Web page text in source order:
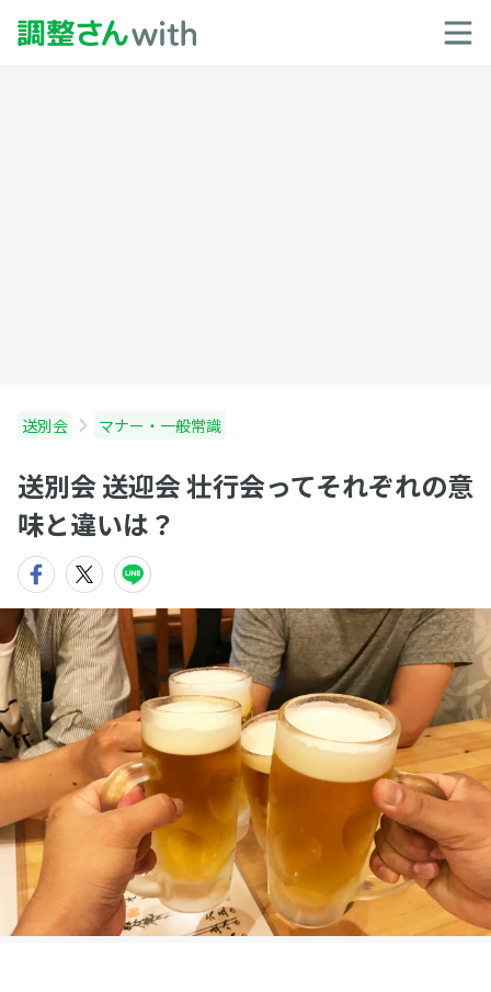
送別会 マナー・一般常識
送別会 送迎会 壮行会ってそれぞれの意
味と違いは？